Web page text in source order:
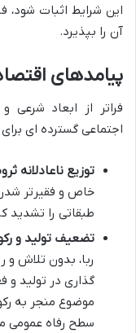
این شرایط اثبات شود،
آن را بپذیرد.
پیامدهای
فراتر از ابعاد شرعی
اجتماعی گسترده ای
توزیع ناعادلانه
خاص و فقیرتر
طبقاتی را تشدید
تضعیف تولید و
ربا، بدون تلاش و
گذاری در تولید
موضوع منجر به
سطح رفاه عمومی